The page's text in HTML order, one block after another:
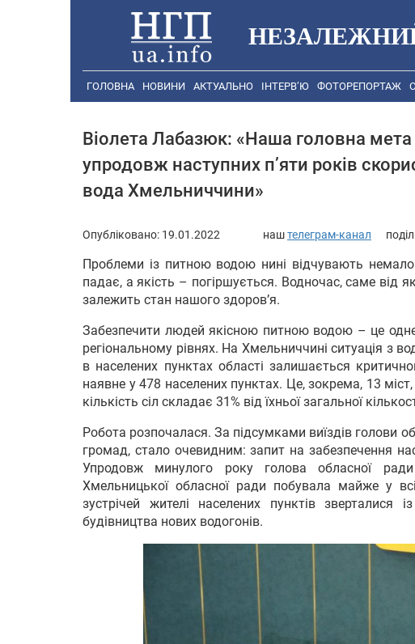
ГОЛОВНА НОВИНИ АКТУАЛЬНО ІНТЕРВ’Ю ФОТОРЕПОРТАЖ
Віолета Лабазюк: «Наша головна
упродовж наступних п’яти років
вода Хмельниччини»
Опубліковано: 19.01.2022 наштелеграм-канал
Проблеми із питною водою нині відчувають немало
падає, а якість – погіршується. Водночас, саме
залежить стан нашого здоров’я.
Забезпечити людей якісною питною водою – це
регіональному рівнях. На Хмельниччині ситуація з
в населених пунктах області залишається
наявне у 478 населених пунктах. Це, зокрема, 13
кількість сіл складає 31% від їхньої загальної
Робота розпочалася. За підсумками виїздів голови
громад, стало очевидним: запит на забезпечення
Упродовж минулого року голова обласної
Хмельницької обласної ради побувала майже у
зустрічей жителі населених пунктів
будівництва нових водогонів.